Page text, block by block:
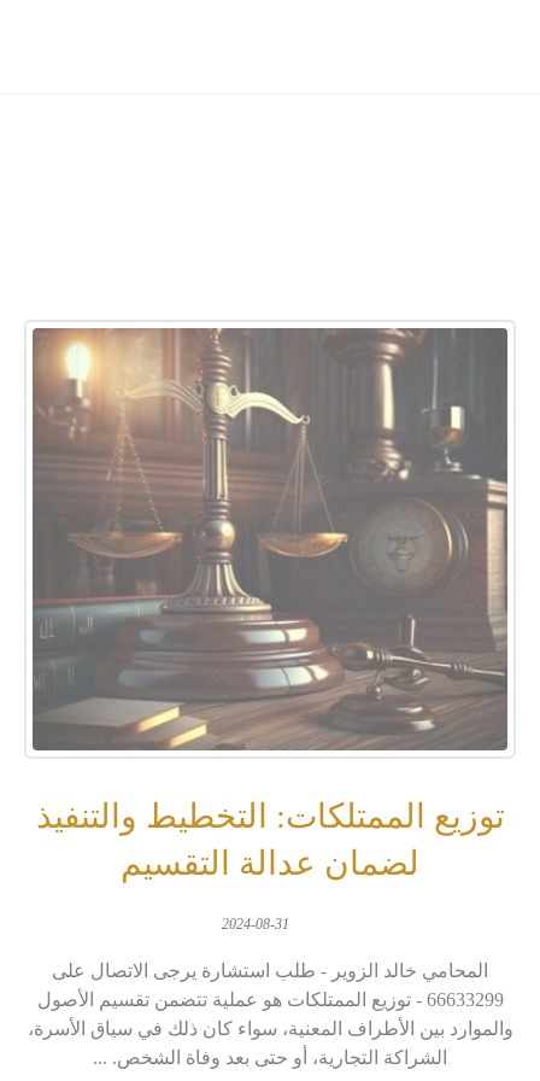
توزيع الممتلكات: التخطيط والتنفيذ
لضمان عدالة التقسيم
2024-08-31
المحامي خالد الزوير - طلب استشارة يرجى الاتصال على
66633299 - توزيع الممتلكات هو عملية تتضمن تقسيم الأصول
والموارد بين الأطراف المعنية، سواء كان ذلك في سياق الأسرة،
الشراكة التجارية، أو حتى بعد وفاة الشخص. ...